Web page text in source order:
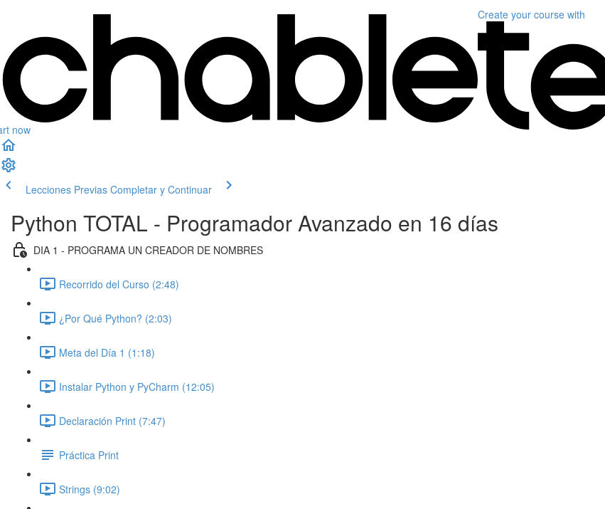
now
Create your course with
Lecciones Previas Completar y Continuar
Python TOTAL - Programador Avanzado en 16 días
DIA 1 - PROGRAMA UN CREADOR DE NOMBRES
Recorrido del Curso (2:48)
¿Por Qué Python? (2:03)
Meta del Día 1 (1:18)
Instalar Python y PyCharm (12:05)
Declaración Print (7:47)
Práctica Print
Strings (9:02)